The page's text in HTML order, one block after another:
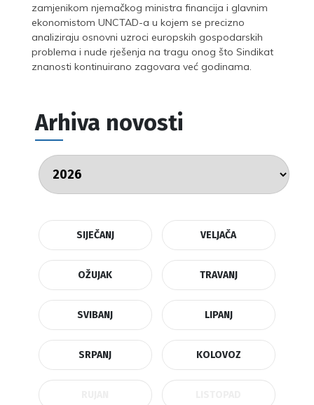
zamjenikom njemačkog ministra financija i glavnim
ekonomistom UNCTAD-a u kojem se precizno
analiziraju osnovni uzroci europskih gospodarskih
problema i nude rješenja na tragu onog što Sindikat
znanosti kontinuirano zagovara već godinama.
Arhiva novosti
SIJEČANJ VELJAČA
OŽUJAK TRAVANJ
SVIBANJ LIPANJ
SRPANJ KOLOVOZ